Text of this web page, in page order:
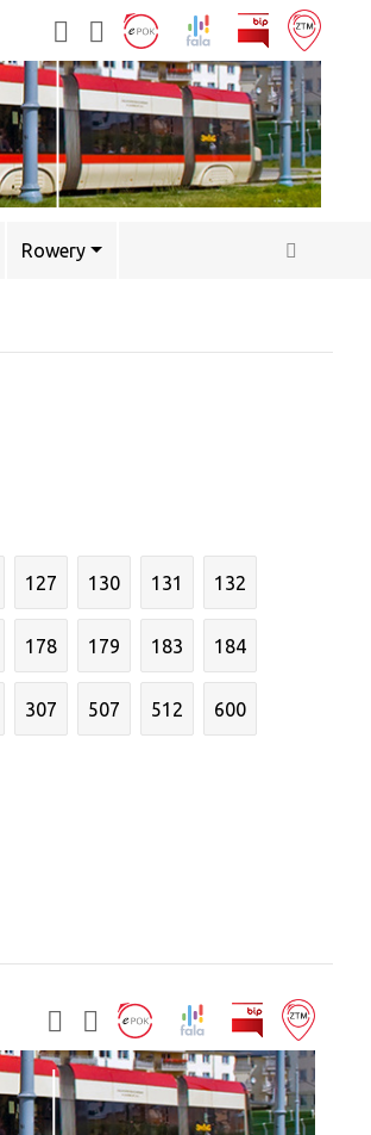
Rowery
127 130 131 132
178 179 183 184
307 507 512 600